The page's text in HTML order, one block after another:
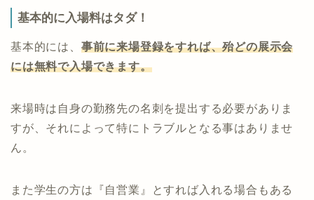
基本的に入場料はタダ！
基本的には、 事前に来場登録をすれば、殆どの展示会
には無料で入場できます。
来場時は自身の勤務先の名刺を提出する必要がありま
すが、それによって特にトラブルとなる事はありませ
ん。
また学生の方は『自営業』とすれば入れる場合もある